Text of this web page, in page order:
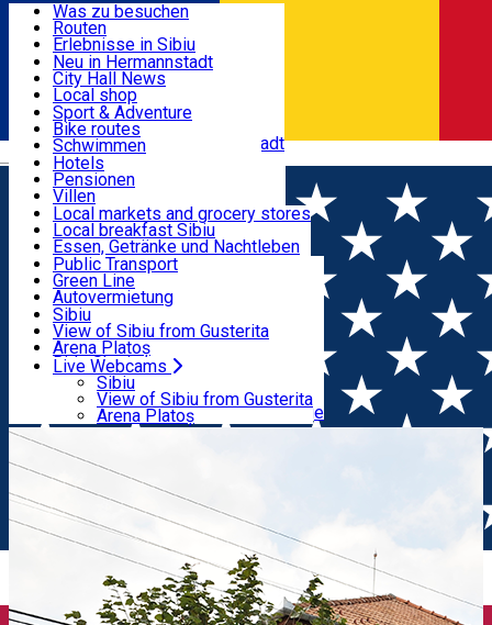
Română
Nützliche informationen
Aktivitäten & Abenteuer
Unterkunft
Essen, Getränke & Nachtleben
Transport & Parken
Live Webcams
Was zu besuchen
Routen
Erlebnisse in Sibiu
Podcast
Kultur
Museen
Kirchen
Parks, Zoo
Im Umkreis von Hermannstadt
Neu in Hermannstadt
City Hall News
Local shop
Sibiu Handwerker
Sibiul Verde
Public services
Bildung
Wie komme ich nach Sibiu?
Touristeninfo
Reiseführer
Guided tours
Local publication
Schönheitssalon
Sport & Adventure
Bike routes
Schwimmen
Reiten
Fitnessstudio
Loc de joacă indoor
Loc de joacă outdoor
Ski
Eislaufen
Yoga
Hotels
Pensionen
Villen
Hostels
Motels
Camping
Zimmer zu vermieten
Wohnungen
Unterkunft außerhalb von Sibiu
Local markets and grocery stores
Local breakfast Sibiu
Essen, Getränke und Nachtleben
Pizza
Fast Food
Kaffeestube
Konditorei
Pub, Bar
Nachtclubs
Bäckerei
Public Transport
Green Line
Autovermietung
Fahrad verleih
Scooter rentals
Taxi
Ride Sharing
Park-Tickets
Parkplätze
Ladestationen für Elektrofahrzeuge
Sibiu
View of Sibiu from Gusterita
Arena Platoș
Live Webcams
Sibiu
View of Sibiu from Gusterita
Arena Platoș
Home City Hall News
Noi investiții în clădirile unităților
de învățământ preuniversitar din Sibiu